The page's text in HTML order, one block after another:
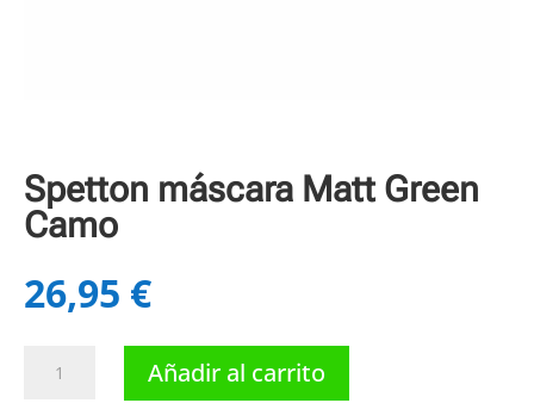
Spetton máscara Matt Green
Camo
26,95 €
máscara
Añadir al carrito